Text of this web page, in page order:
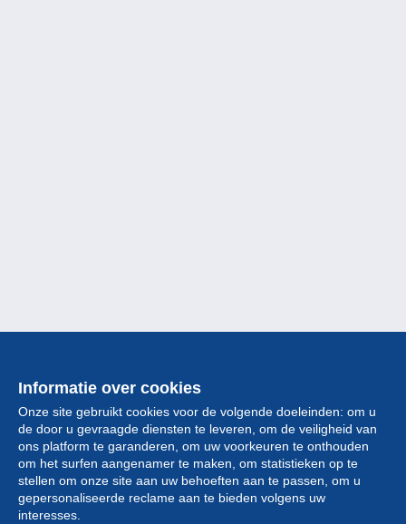
Informatie over cookies
Onze site gebruikt cookies voor de volgende doeleinden: om u
de door u gevraagde diensten te leveren, om de veiligheid van
ons platform te garanderen, om uw voorkeuren te onthouden
om het surfen aangenamer te maken, om statistieken op te
stellen om onze site aan uw behoeften aan te passen, om u
gepersonaliseerde reclame aan te bieden volgens uw
interesses.
Collectie